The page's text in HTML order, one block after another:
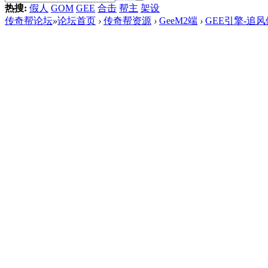
热搜: 假人 GOM GEE 合击 帮主 架设
传奇帮论坛»论坛首页 › 传奇帮资源 › GeeM2端 › GEE引擎-追风